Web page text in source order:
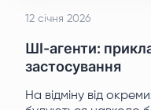
12 січня 2026
ШІ-агенти:
застосування
На відміну від